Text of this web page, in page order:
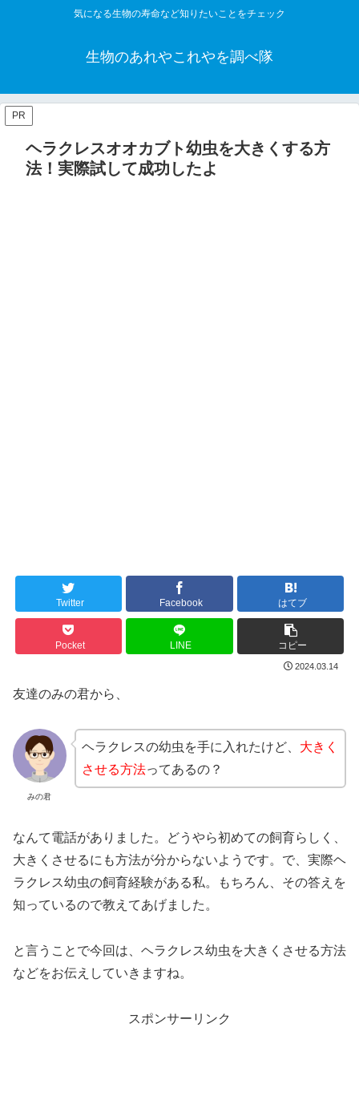
気になる生物の寿命など知りたいことをチェック
生物のあれやこれやを調べ隊
PR
ヘラクレスオオカブト幼虫を大きくする方
法！実際試して成功したよ
Twitter Facebook はてブ
Pocket LINE コピー
2024.03.14
友達のみの君から、
みの君
ヘラクレスの幼虫を手に入れたけど、 大きく
させる方法ってあるの？
なんて電話がありました。どうやら初めての飼育らしく、
大きくさせるにも方法が分からないようです。で、実際ヘ
ラクレス幼虫の飼育経験がある私。もちろん、その答えを
知っているので教えてあげました。
と言うことで今回は、ヘラクレス幼虫を大きくさせる方法
などをお伝えしていきますね。
スポンサーリンク